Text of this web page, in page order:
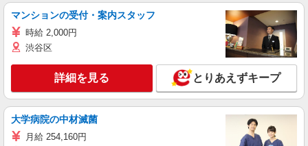
マンションの受付・案内スタッフ
時給 2,000円
渋谷区
詳細を見る とりあえずキープ
大学病院の中材滅菌
月給 254,160円